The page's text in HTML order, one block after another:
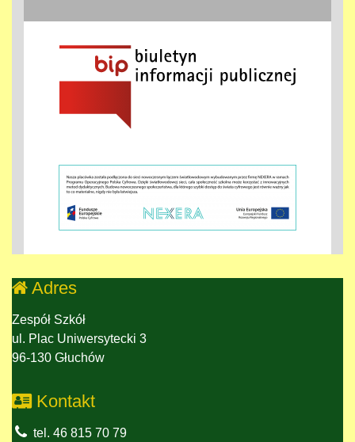
Adres
Zespół Szkół
ul. Plac Uniwersytecki 3
96-130 Głuchów
Kontakt
tel. 46 815 70 79